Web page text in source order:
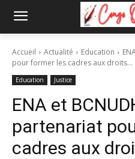
Accueil Actualité Education
pour former les cadres aux droits...
Education Justice
ENA et
partenariat
cadres aux